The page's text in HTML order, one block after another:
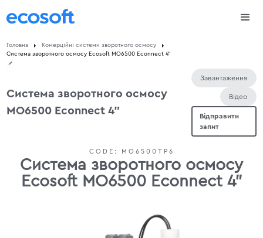
Головна
Комерційні системи зворотного осмосу
Система зворотного осмосу Ecosoft МО6500 Econnect 4"
Система зворотного осмосу
МО6500 Econnect 4"
Завантаження
Відео
Відправити
запит
CODE: MO6500TP6
Система зворотного осмосу
Ecosoft МО6500 Econnect 4"